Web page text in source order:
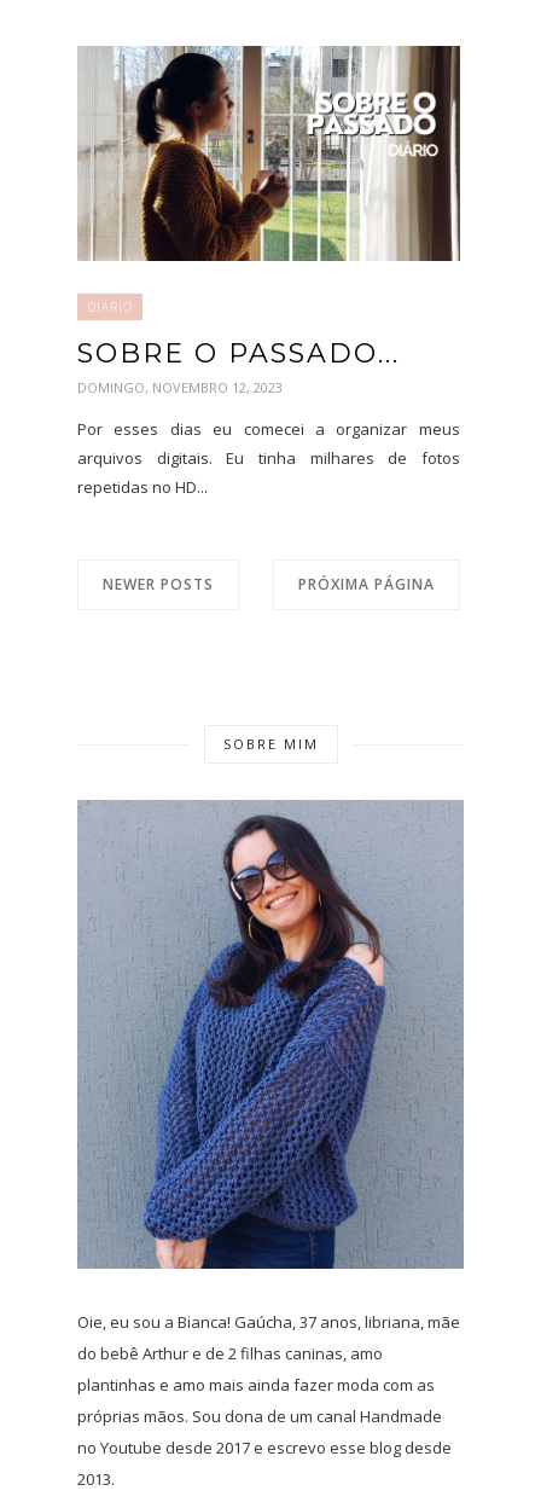
DIÁRIO
SOBRE O PASSADO...
DOMINGO, NOVEMBRO 12, 2023
Por esses dias eu comecei a organizar meus
arquivos digitais. Eu tinha milhares de fotos
repetidas no HD...
NEWER POSTS PRÓXIMA PÁGINA
SOBRE MIM
Oie, eu sou a Bianca! Gaúcha, 37 anos, libriana, mãe
do bebê Arthur e de 2 filhas caninas, amo
plantinhas e amo mais ainda fazer moda com as
próprias mãos. Sou dona de um canal Handmade
no Youtube desde 2017 e escrevo esse blog desde
2013.